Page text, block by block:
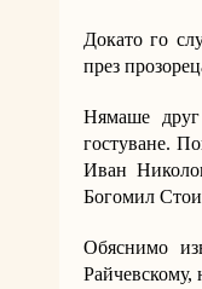
Докато го
през
Нямаше друг
гостуване.
Иван
Богомил
Обяснимо
Райчевскому,